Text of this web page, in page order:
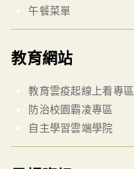
午餐菜單
教育網站
教育雲疫起線上看專區
防治校園霸凌專區
自主學習雲端學院